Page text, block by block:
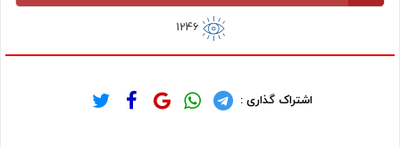
1246
اشتراک گذاری :